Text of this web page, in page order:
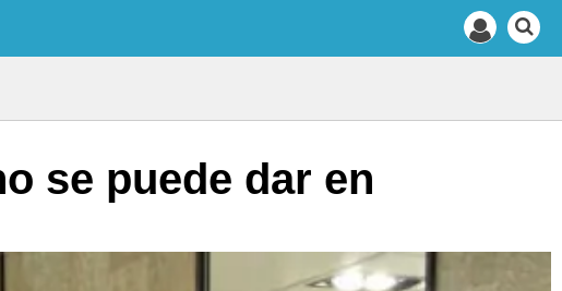
se puede dar en